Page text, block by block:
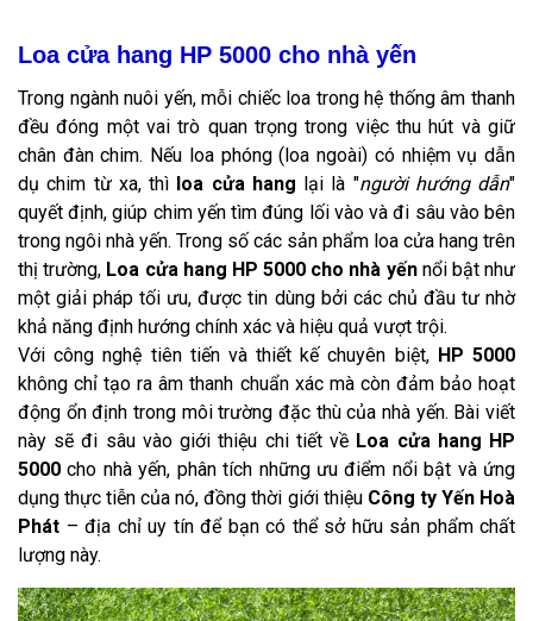
Loa cửa hang HP 5000 cho nhà yến
Trong ngành nuôi yến, mỗi chiếc loa trong hệ thống âm thanh
đều đóng một vai trò quan trọng trong việc thu hút và giữ
chân đàn chim. Nếu loa phóng (loa ngoài) có nhiệm vụ dẫn
dụ chim từ xa, thì loa cửa hang lại là "người hướng dẫn"
quyết định, giúp chim yến tìm đúng lối vào và đi sâu vào bên
trong ngôi nhà yến. Trong số các sản phẩm loa cửa hang trên
thị trường, Loa cửa hang HP 5000 cho nhà yến nổi bật như
một giải pháp tối ưu, được tin dùng bởi các chủ đầu tư nhờ
khả năng định hướng chính xác và hiệu quả vượt trội.
Với công nghệ tiên tiến và thiết kế chuyên biệt, HP 5000
không chỉ tạo ra âm thanh chuẩn xác mà còn đảm bảo hoạt
động ổn định trong môi trường đặc thù của nhà yến. Bài viết
này sẽ đi sâu vào giới thiệu chi tiết về Loa cửa hang HP
5000 cho nhà yến, phân tích những ưu điểm nổi bật và ứng
dụng thực tiễn của nó, đồng thời giới thiệu Công ty Yến Hoà
Phát – địa chỉ uy tín để bạn có thể sở hữu sản phẩm chất
lượng này.